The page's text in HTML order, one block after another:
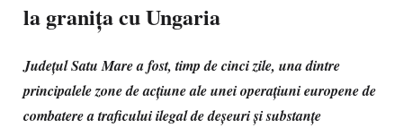
la granița cu Ungaria
Județul Satu Mare a fost, timp de cinci zile, una dintre
principalele zone de acțiune ale unei operațiuni europene de
combatere a traficului ilegal de deșeuri și substanțe